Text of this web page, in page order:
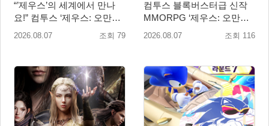
“’제우스’의 세계에서 만나
요!” 컴투스 ‘제우스: 오만의
신’ 쇼케이스 찾은 배우 박지
2026.08.07 조회 79
컴투스 블록버스터급 신작
MMORPG ‘제우스: 오만의
신’, 8월 26일 출시!
2026.08.07 조회 116